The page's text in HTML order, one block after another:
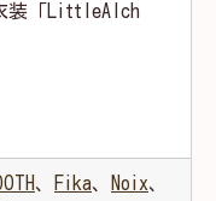
装「LittleAlch
、 Fika、 Noix、